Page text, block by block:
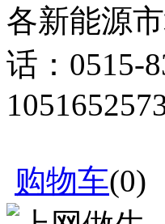
各新能源
话：0515-
购物车(0)